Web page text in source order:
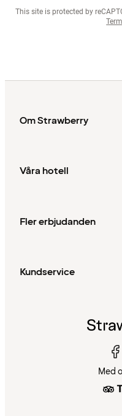
This site is protected by
Om Strawberry
Våra hotell
Fler erbjudanden
Kundservice
Med